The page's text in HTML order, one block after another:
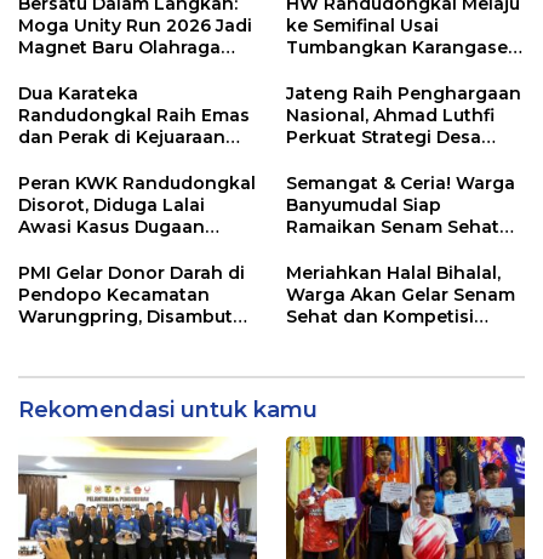
Moga Unity Run 2026 Jadi
Magnet Baru Olahraga
ke Semifinal Usai
Tumbangkan Karangasem
Dua Karateka
Randudongkal Raih Emas
dan Perak di Kejuaraan
2026
Jateng Raih Penghargaan
Nasional, Ahmad Luthfi
Perkuat Strategi Desa
Peran KWK Randudongkal
Disorot, Diduga Lalai
Awasi Kasus Dugaan
Banjaranyar
Semangat & Ceria! Warga
Banyumudal Siap
Ramaikan Senam Sehat
Semugih
PMI Gelar Donor Darah di
Pendopo Kecamatan
Warungpring, Disambut
Meriahkan Halal Bihalal,
Warga Akan Gelar Senam
Sehat dan Kompetisi
Rekomendasi untuk kamu